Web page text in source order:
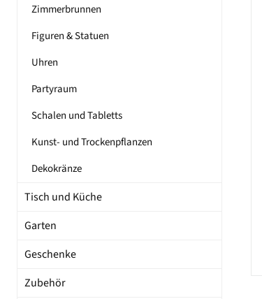
Zimmerbrunnen
Figuren & Statuen
Uhren
Partyraum
Schalen und Tabletts
Kunst- und Trockenpflanzen
Dekokränze
Tisch und Küche
Garten
Geschenke
Zubehör